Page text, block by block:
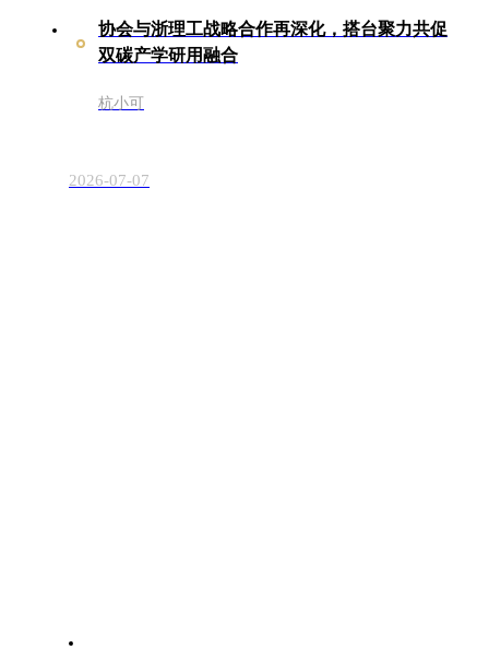
协会与浙理工战略合作再深化，搭台聚力共促
双碳产学研用融合
杭小可
2026-07-07